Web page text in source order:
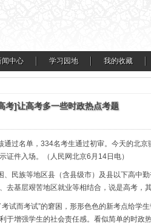
闻中心 学习园地 我的收藏
考]让高考多一些时政热点考题
通过名单，334名考生通过初审。今天的北
证件入场。（人民网北京6月14日电）
民族等地区县（含县级市）及县以下高中
基层艰苦地区就业等相结合，说是高考，
试而考试”的窘困，形形色色的新考点给学
于增强学生的社会责任感。看似简单的时政